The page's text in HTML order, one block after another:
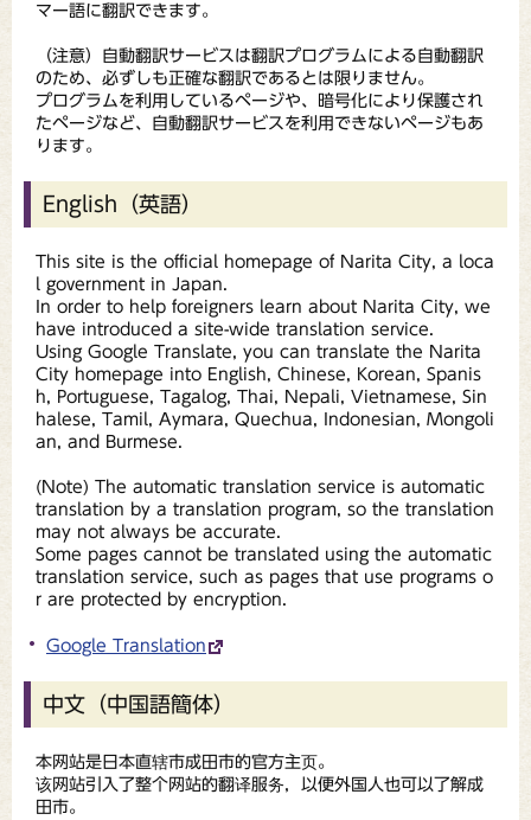
マー語に翻訳できます。
（注意）自動翻訳サービスは翻訳プログラムによる自動翻訳
のため、必ずしも正確な翻訳であるとは限りません。
プログラムを利用しているページや、暗号化により保護され
たページなど、自動翻訳サービスを利用できないページもあ
ります。
English（英語）
This site is the official homepage of Narita City, a loca
l government in Japan.
In order to help foreigners learn about Narita City, we
have introduced a site-wide translation service.
Using Google Translate, you can translate the Narita
City homepage into English, Chinese, Korean, Spanis
h, Portuguese, Tagalog, Thai, Nepali, Vietnamese, Sin
halese, Tamil, Aymara, Quechua, Indonesian, Mongoli
an, and Burmese.
(Note) The automatic translation service is automatic
translation by a translation program, so the translation
may not always be accurate.
Some pages cannot be translated using the automatic
translation service, such as pages that use programs o
r are protected by encryption.
Google Translation
中文（中国語簡体）
本网站是日本直辖市成田市的官方主页。
该网站引入了整个网站的翻译服务，以便外国人也可以了解成
田市。